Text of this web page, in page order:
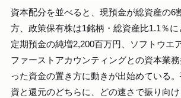
資本配分を並べると、現預金が総資産の6
方、政策保有株は1銘柄・総資産比1.1％
定期預金の純増2,200百万円、ソフトウエ
ファーストアカウンティングとの資本業
った資金の置き方に動きが出始めている
資と還元のどちらに、どの速さで振り向